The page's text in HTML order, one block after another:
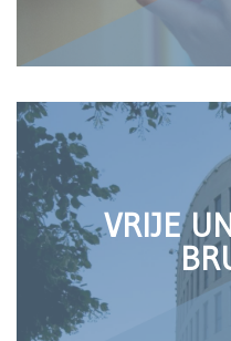
VRIJE